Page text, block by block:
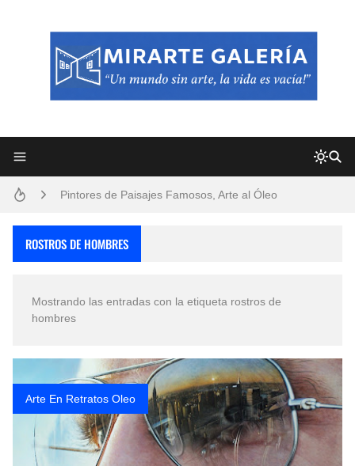
Pintores de Paisajes Famosos, Arte al Óleo
Rostros Bellos, La Perfección del Dibujo A Lápiz, Biryulina Vita
Fotos Artísticas de las Actrices de Hollywood Más Bellas del Mundo
Que significan los cuadros de negras africanas?
ROSTROS DE HOMBRES
Mostrando las entradas con la etiqueta rostros de
hombres
Arte En Retratos Oleo